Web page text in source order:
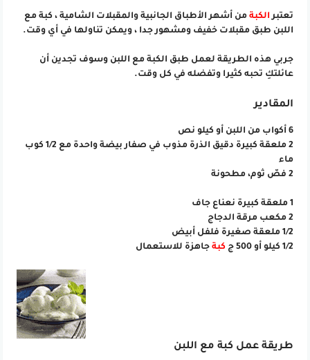
تعتبر الكبة من أشهر الأطباق الجانبية والمقبلات الشامية ، كبة مع
اللبن طبق مقبلات خفيف ومشهور جدا ، ويمكن تناولها في أي وقت.
جربي هذه الطريقة لعمل طبق الكبة مع اللبن وسوف تجدين أن
عائلتكِ تحبه كثيرا وتفضله في كل وقت.
المقادير
6 أكواب من اللبن أو كيلو نص
2 ملعقة كبيرة دقيق الذرة مذوب في صفار بيضة واحدة مع 1/2 كوب
ماء
2 فصّ ثوم، مطحونة
1 ملعقة كبيرة نعناع جاف
2 مكعب مرقة الدجاج
1/2 ملعقة صغيرة فلفل أبيض
1/2 كيلو أو 500 ج
كبة جاهزة للاستعمال
طريقة عمل كبة مع اللبن